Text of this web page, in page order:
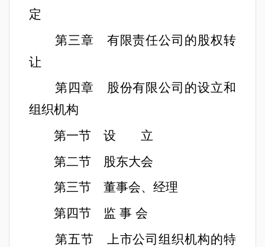
定
第三章 有限责任公司的股权转
让
第四章 股份有限公司的设立和
组织机构
第一节 设 立
第二节 股东大会
第三节 董事会、经理
第四节 监 事 会
第五节 上市公司组织机构的特